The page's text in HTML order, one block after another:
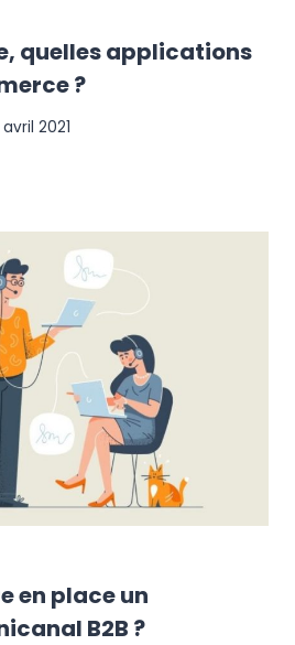
quelles applications
?
2021
en place un
B2B ?